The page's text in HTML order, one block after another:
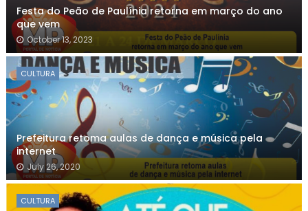
Festa do Peão de Paulínia retorna em março do ano
que vem
October 13, 2023
CULTURA
Prefeitura retoma aulas de dança e música pela
internet
July 26, 2020
CULTURA